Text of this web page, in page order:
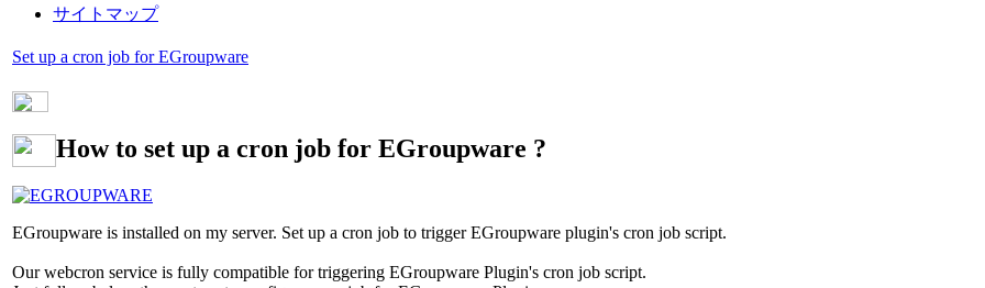
サイトマップ
Set up a cron job for EGroupware
How to set up a cron job for EGroupware ?
EGroupware is installed on my server. Set up a cron job to trigger EGroupware plugin's cron job script.
Our webcron service is fully compatible for triggering EGroupware Plugin's cron job script.